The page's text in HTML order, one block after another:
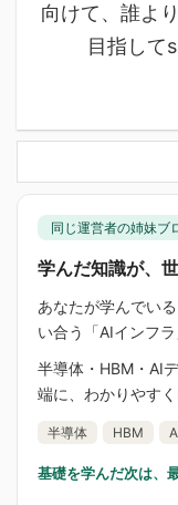
向けて、誰よ
目指して
同じ運営者の姉妹ブ
学んだ知識が、
あなたが学んでい
い合う「AIインフラ
半導体・HBM・AI
端に、わかりやすく
半導体 HBM
基礎を学んだ次は、